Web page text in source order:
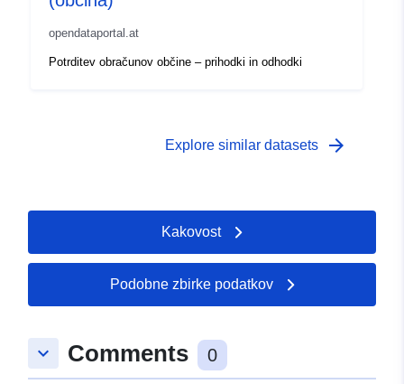
opendataportal.at
Potrditev obračunov občine – prihodki in odhodki
Explore similar datasets arrow_forward
Kakovost
Podobne zbirke podatkov
keyboard_arrow_down Comments 0